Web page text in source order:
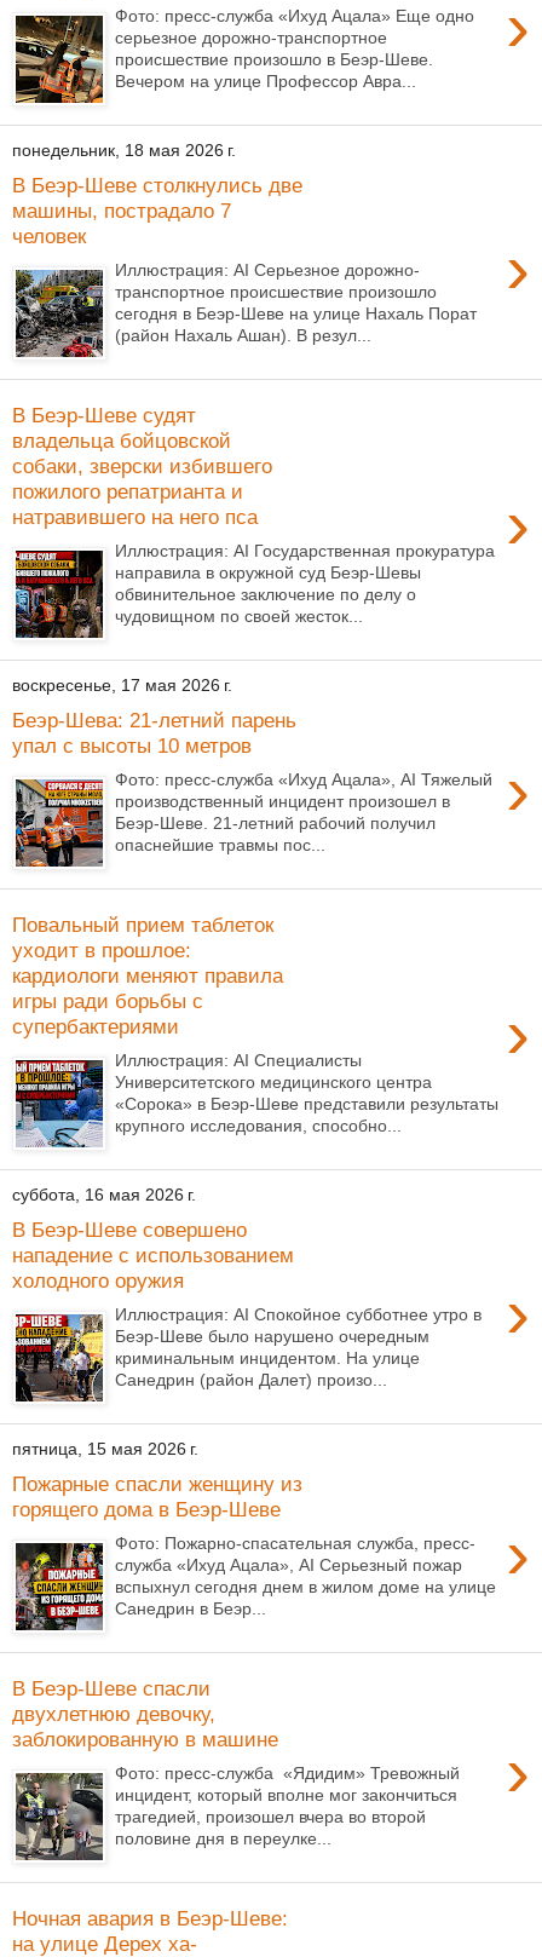
›
Фото: пресс-служба «Ихуд Ацала» Еще одно
серьезное дорожно-транспортное
происшествие произошло в Беэр-Шеве.
Вечером на улице Профессор Авра...
понедельник, 18 мая 2026 г.
В Беэр-Шеве столкнулись две
машины, пострадало 7
человек
›
Иллюстрация: AI Серьезное дорожно-
транспортное происшествие произошло
сегодня в Беэр-Шеве на улице Нахаль Порат
(район Нахаль Ашан). В резул...
В Беэр-Шеве судят
владельца бойцовской
собаки, зверски избившего
пожилого репатрианта и
натравившего на него пса
›
Иллюстрация: AI Государственная прокуратура
направила в окружной суд Беэр-Шевы
обвинительное заключение по делу о
чудовищном по своей жесток...
воскресенье, 17 мая 2026 г.
Беэр-Шева: 21-летний парень
упал с высоты 10 метров
›
Фото: пресс-служба «Ихуд Ацала», AI Тяжелый
производственный инцидент произошел в
Беэр-Шеве. 21-летний рабочий получил
опаснейшие травмы пос...
Повальный прием таблеток
уходит в прошлое:
кардиологи меняют правила
игры ради борьбы с
супербактериями
›
Иллюстрация: AI Специалисты
Университетского медицинского центра
«Сорока» в Беэр-Шеве представили результаты
крупного исследования, способно...
суббота, 16 мая 2026 г.
В Беэр-Шеве совершено
нападение с использованием
холодного оружия
›
Иллюстрация: AI Спокойное субботнее утро в
Беэр-Шеве было нарушено очередным
криминальным инцидентом. На улице
Санедрин (район Далет) произо...
пятница, 15 мая 2026 г.
Пожарные спасли женщину из
горящего дома в Беэр-Шеве
›
Фото: Пожарно-спасательная служба, пресс-
служба «Ихуд Ацала», AI Серьезный пожар
вспыхнул сегодня днем в жилом доме на улице
Санедрин в Беэр...
В Беэр-Шеве спасли
двухлетнюю девочку,
заблокированную в машине
›
Фото: пресс-служба «Ядидим» Тревожный
инцидент, который вполне мог закончиться
трагедией, произошел вчера во второй
половине дня в переулке...
Ночная авария в Беэр-Шеве:
на улице Дерех ха-